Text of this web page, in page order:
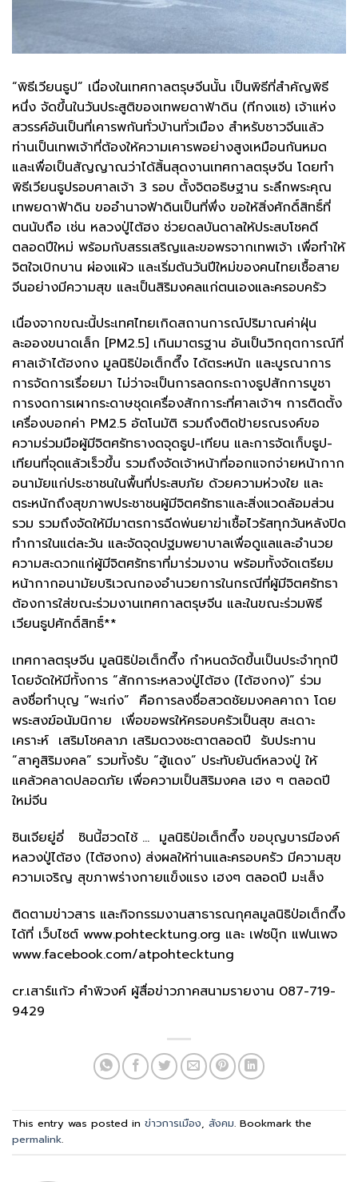
“พิธีเวียนธูป” เนื่องในเทศกาลตรุษจีนนั้น เป็นพิธีที่สำคัญพิธี
หนึ่ง จัดขึ้นในวันประสูติของเทพยดาฟ้าดิน (ทีกงแซ) เจ้าแห่ง
สวรรค์อันเป็นที่เคารพกันทั่วบ้านทั่วเมือง สำหรับชาวจีนแล้ว
ท่านเป็นเทพเจ้าที่ต้องให้ความเคารพอย่างสูงเหมือนกันหมด
และเพื่อเป็นสัญญาณว่าได้สิ้นสุดงานเทศกาลตรุษจีน โดยทำ
พิธีเวียนธูปรอบศาลเจ้า 3 รอบ ตั้งจิตอธิษฐาน ระลึกพระคุณ
เทพยดาฟ้าดิน ขออำนาจฟ้าดินเป็นที่พึ่ง ขอให้สิ่งศักดิ์สิทธิ์ที่
ตนนับถือ เช่น หลวงปู่ไต้ฮง ช่วยดลบันดาลให้ประสบโชคดี
ตลอดปีใหม่ พร้อมกับสรรเสริญและขอพรจากเทพเจ้า เพื่อทำให้
จิตใจเบิกบาน ผ่องแผ้ว และเริ่มต้นวันปีใหม่ของคนไทยเชื้อสาย
จีนอย่างมีความสุข และเป็นสิริมงคลแก่ตนเองและครอบครัว
เนื่องจากขณะนี้ประเทศไทยเกิดสถานการณ์ปริมาณค่าฝุ่น
ละอองขนาดเล็ก [PM2.5] เกินมาตรฐาน อันเป็นวิกฤตการณ์ที่
ศาลเจ้าไต้ฮงกง มูลนิธิป่อเต็กตึ๊ง ได้ตระหนัก และบูรณาการ
การจัดการเรื่อยมา ไม่ว่าจะเป็นการลดกระถางธูปสักการบูชา
การงดการเผากระดาษชุดเครื่องสักการะที่ศาลเจ้าฯ การติดตั้ง
เครื่องบอกค่า PM2.5 อัตโนมัติ รวมถึงติดป้ายรณรงค์ขอ
ความร่วมมือผู้มีจิตศรัทธางดจุดธูป-เทียน และการจัดเก็บธูป-
เทียนที่จุดแล้วเร็วขึ้น รวมถึงจัดเจ้าหน้าที่ออกแจกจ่ายหน้ากาก
อนามัยแก่ประชาชนในพื้นที่ประสบภัย ด้วยความห่วงใย และ
ตระหนักถึงสุขภาพประชาชนผู้มีจิตศรัทธาและสิ่งแวดล้อมส่วน
รวม รวมถึงจัดให้มีมาตรการฉีดพ่นยาฆ่าเชื้อไวรัสทุกวันหลังปิด
ทำการในแต่ละวัน และจัดจุดปฐมพยาบาลเพื่อดูแลและอำนวย
ความสะดวกแก่ผู้มีจิตศรัทธาที่มาร่วมงาน พร้อมทั้งจัดเตรียม
หน้ากากอนามัยบริเวณกองอำนวยการในกรณีที่ผู้มีจิตศรัทธา
ต้องการใส่ขณะร่วมงานเทศกาลตรุษจีน และในขณะร่วมพิธี
เวียนธูปศักดิ์สิทธิ์**
เทศกาลตรุษจีน มูลนิธิป่อเต็กตึ๊ง กำหนดจัดขึ้นเป็นประจำทุกปี
โดยจัดให้มีทั้งการ “สักการะหลวงปู่ไต้ฮง (ไต้ฮงกง)” ร่วม
ลงชื่อทำบุญ “พะเก่ง” คือการลงชื่อสวดชัยมงคลคาถา โดย
พระสงฆ์อนัมนิกาย เพื่อขอพรให้ครอบครัวเป็นสุข สะเดาะ
เคราะห์ เสริมโชคลาภ เสริมดวงชะตาตลอดปี รับประทาน
“สาคูสิริมงคล” รวมทั้งรับ “ฮู้แดง” ประทับยันต์หลวงปู่ ให้
แคล้วคลาดปลอดภัย เพื่อความเป็นสิริมงคล เฮง ๆ ตลอดปี
ใหม่จีน
ซินเจียยู่อี่ ซินนี้ฮวดไช้ … มูลนิธิป่อเต็กตึ๊ง ขอบุญบารมีองค์
หลวงปู่ไต้ฮง (ไต้ฮงกง) ส่งผลให้ท่านและครอบครัว มีความสุข
ความเจริญ สุขภาพร่างกายแข็งแรง เฮงๆ ตลอดปี มะเส็ง
ติดตามข่าวสาร และกิจกรรมงานสาธารณกุศลมูลนิธิป่อเต็กตึ๊ง
ได้ที่ เว็บไซต์ www.pohtecktung.org และ เฟซบุ๊ก แฟนเพจ
www.facebook.com/atpohtecktung
cr.เสาร์แก้ว คำพิวงค์ ผู้สื่อข่าวภาคสนามรายงาน 087-719-
9429
This entry was posted in ข่าวการเมือง, สังคม. Bookmark the
permalink.